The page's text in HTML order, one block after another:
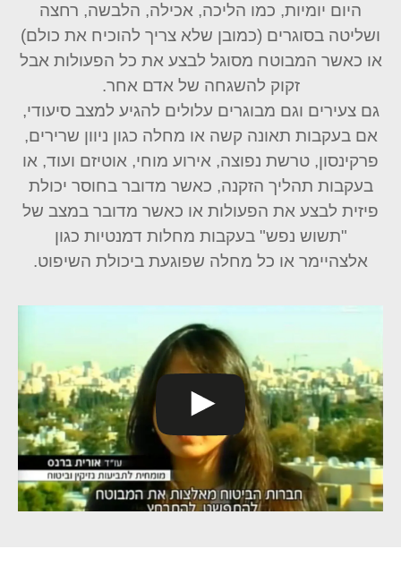
היום יומיות, כמו הליכה, אכילה, הלבשה, רחצה
ושליטה בסוגרים (כמובן שלא צריך להוכיח את כולם)
או כאשר המבוטח מסוגל לבצע את כל הפעולות אבל
זקוק להשגחה של אדם אחר.
גם צעירים וגם מבוגרים עלולים להגיע למצב סיעודי,
אם בעקבות תאונה קשה או מחלה כגון ניוון שרירים,
פרקינסון, טרשת נפוצה, אירוע מוחי, אוטיזם ועוד, או
בעקבות תהליך הזקנה, כאשר מדובר בחוסר יכולת
פיזית לבצע את הפעולות או כאשר מדובר במצב של
"תשוש נפש" בעקבות מחלות דמנטיות כגון
אלצהיימר או כל מחלה שפוגעת ביכולת השיפוט.